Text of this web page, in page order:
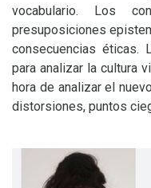
vocabulario. Los
presuposiciones
consecuencias éticas.
para analizar la cultura
hora de analizar el
distorsiones, puntos